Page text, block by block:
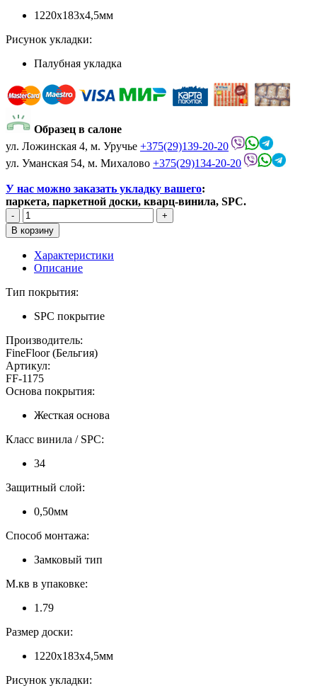
1220х183х4,5мм
Рисунок укладки:
Палубная укладка
Образец в салоне
ул. Ложинская 4, м. Уручье +375(29)139-20-20
ул. Уманская 54, м. Михалово +375(29)134-20-20
У нас можно заказать укладку вашего:
паркета, паркетной доски, кварц-винила, SPC.
Характеристики
Описание
Тип покрытия:
SPC покрытие
Производитель:
FineFloor (Бельгия)
Артикул:
FF-1175
Основа покрытия:
Жесткая основа
Класс винила / SPC:
34
Защитный слой:
0,50мм
Способ монтажа:
Замковый тип
М.кв в упаковке:
1.79
Размер доски:
1220х183х4,5мм
Рисунок укладки: